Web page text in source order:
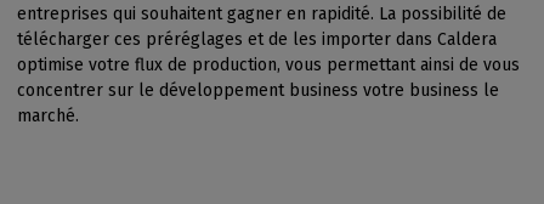
entreprises qui souhaitent gagner en rapidité. La possibilité de
télécharger ces préréglages et de les importer dans Caldera
optimise votre flux de production, vous permettant ainsi de vous
concentrer sur le développement business votre business le
marché.